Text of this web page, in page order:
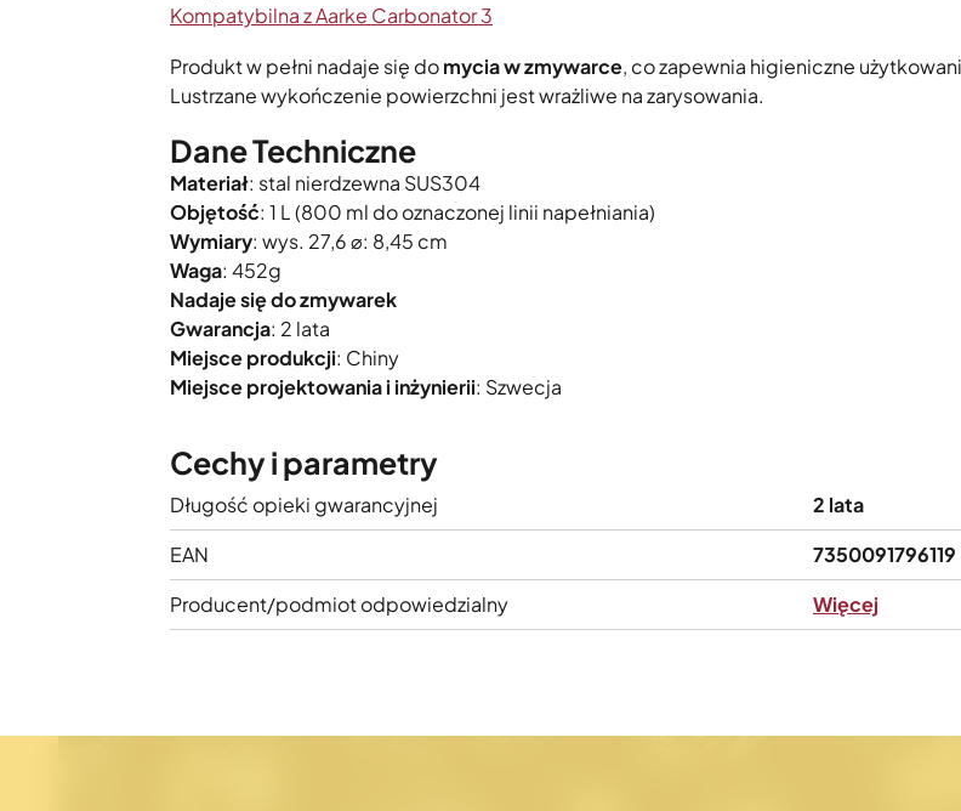
Kompatybilna z Aarke Carbonator 3
Produkt w pełni nadaje się domycia w zmywarce, co zapewnia higieniczne
Lustrzane wykończenie powierzchni jest wrażliwe na zarysowania.
Dane Techniczne
Materiał: stal nierdzewna SUS304
Objętość: 1 L (800 ml do oznaczonej linii napełniania)
Wymiary: wys. 27,6 ⌀: 8,45 cm
Waga: 452g
Nadaje się do zmywarek
Gwarancja: 2 lata
Miejsce produkcji: Chiny
Miejsce projektowania i inżynierii: Szwecja
Cechy i parametry
Długość opieki gwarancyjnej
2 lata
EAN
7350091796119
Producent/podmiot odpowiedzialny
Więcej